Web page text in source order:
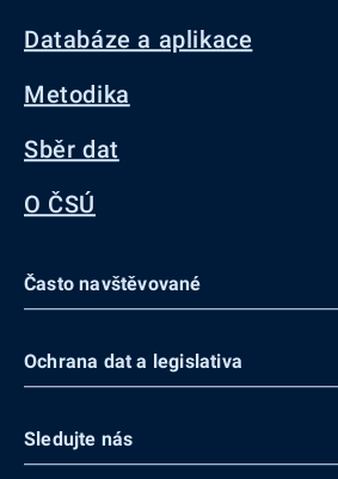
Databáze a aplikace
Metodika
Sběr dat
O ČSÚ
Často navštěvované
Ochrana dat a legislativa
Sledujte nás